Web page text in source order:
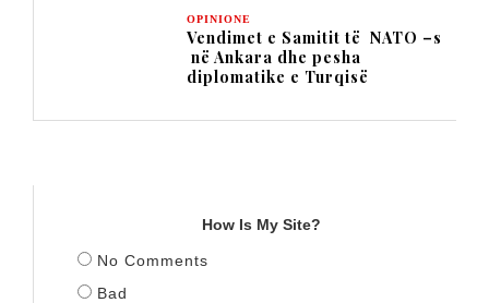
OPINIONE
Vendimet e Samitit të NATO –s
në Ankara dhe pesha
diplomatike e Turqisë
How Is My Site?
No Comments
Bad